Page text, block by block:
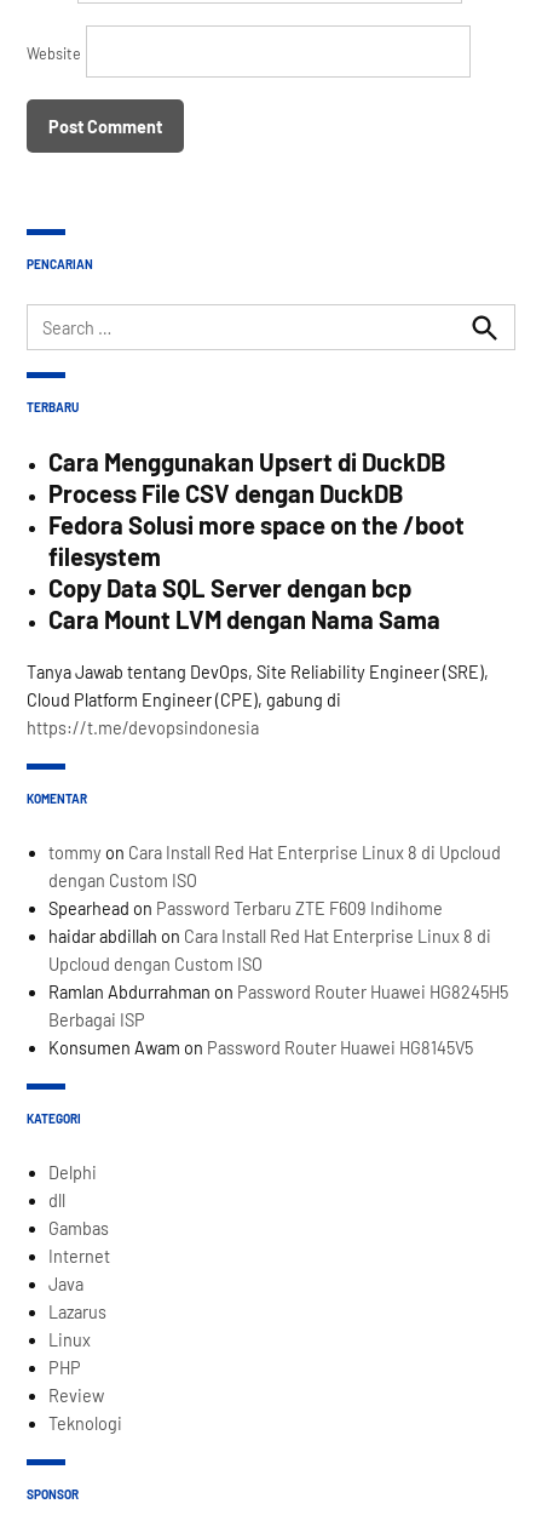
Website
PENCARIAN
Search
for:
Search
TERBARU
Cara Menggunakan Upsert di DuckDB
Process File CSV dengan DuckDB
Fedora Solusi more space on the /boot
filesystem
Copy Data SQL Server dengan bcp
Cara Mount LVM dengan Nama Sama
Tanya Jawab tentang DevOps, Site Reliability Engineer (SRE),
Cloud Platform Engineer (CPE), gabung di
https://t.me/devopsindonesia
KOMENTAR
tommy on Cara Install Red Hat Enterprise Linux 8 di Upcloud
dengan Custom ISO
Spearhead on Password Terbaru ZTE F609 Indihome
haidar abdillah on Cara Install Red Hat Enterprise Linux 8 di
Upcloud dengan Custom ISO
Ramlan Abdurrahman on Password Router Huawei HG8245H5
Berbagai ISP
Konsumen Awam on Password Router Huawei HG8145V5
KATEGORI
Delphi
dll
Gambas
Internet
Java
Lazarus
Linux
PHP
Review
Teknologi
SPONSOR